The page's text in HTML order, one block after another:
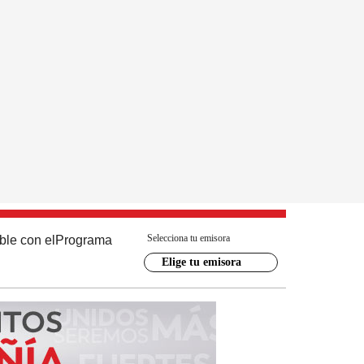
con el Programa Selecciona tu emisora
Elige tu emisora